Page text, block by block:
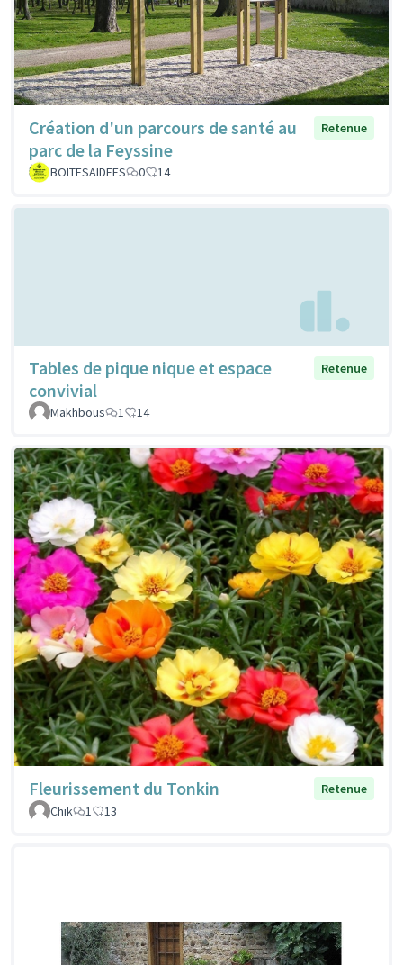
Création d'un parcours de santé au
parc de la Feyssine
Retenue
BOITESAIDEES 0 14
Tables de pique nique et espace
convivial
Retenue
Makhbous 1 14
Fleurissement du Tonkin
Retenue
Chik
1 13